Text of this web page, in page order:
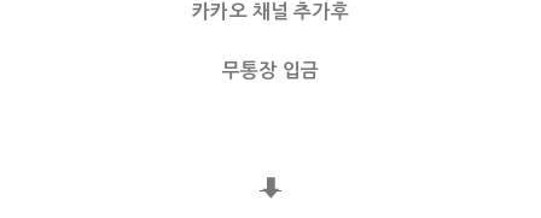
카카오 채널 추가후
무통장 입금
⬇